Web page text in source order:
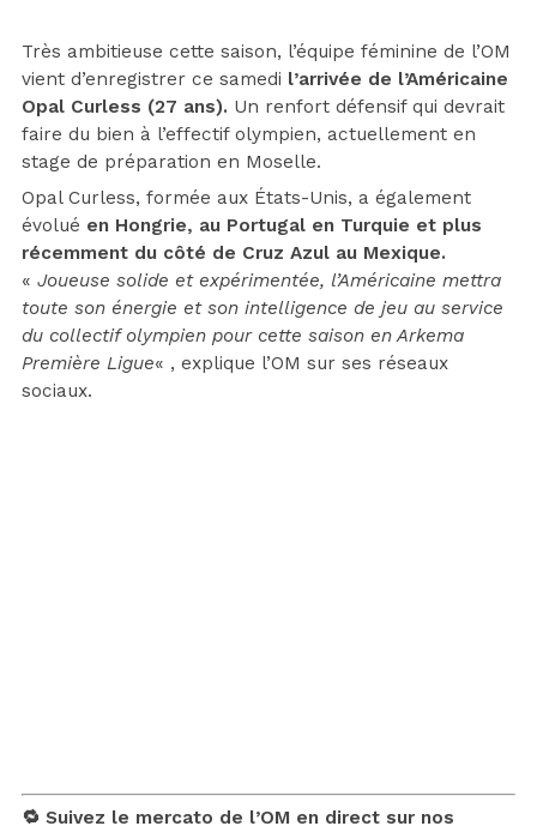
Très ambitieuse cette saison, l’équipe féminine de l’OM
vient d’enregistrer ce samedi l’arrivée de l’Américaine
Opal Curless (27 ans). Un renfort défensif qui devrait
faire du bien à l’effectif olympien, actuellement en
stage de préparation en Moselle.
Opal Curless, formée aux États-Unis, a également
évolué en Hongrie, au Portugal en Turquie et plus
récemment du côté de Cruz Azul au Mexique.
« Joueuse solide et expérimentée, l’Américaine mettra
toute son énergie et son intelligence de jeu au service
du collectif olympien pour cette saison en Arkema
Première Ligue« , explique l’OM sur ses réseaux
sociaux.
🔁 Suivez le mercato de l’OM en direct sur nos